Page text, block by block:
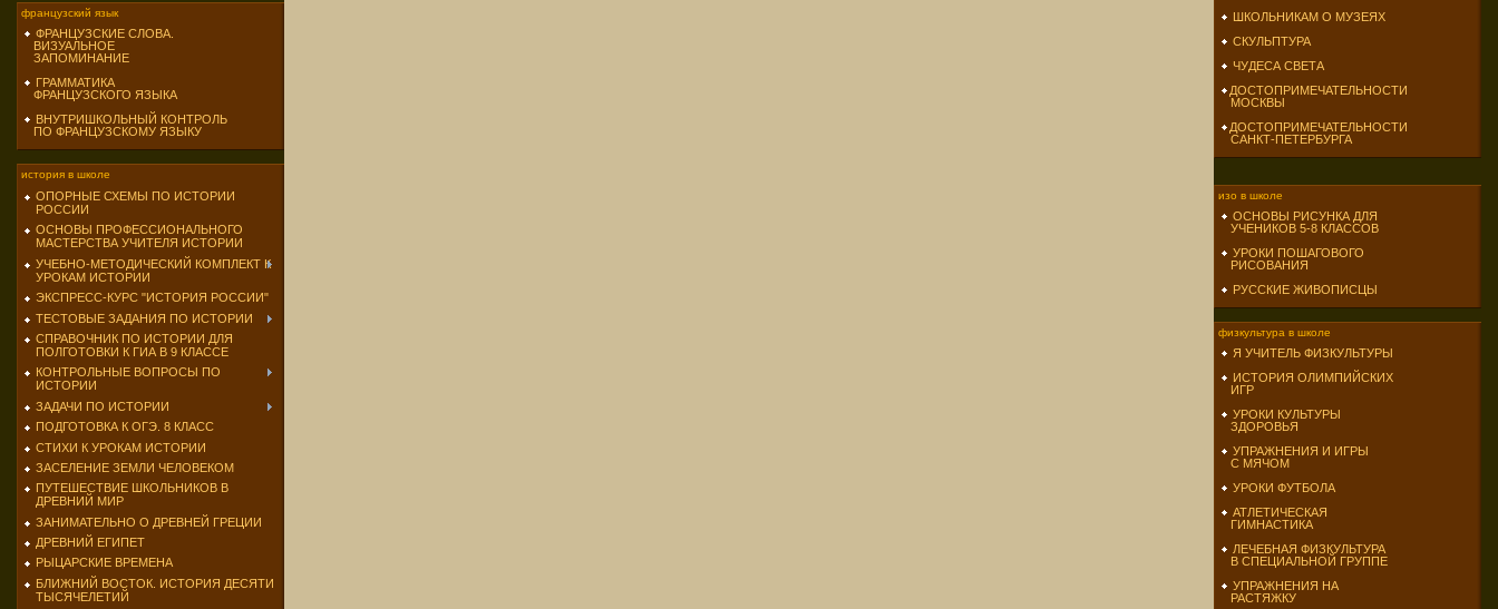
французский язык
ФРАНЦУЗСКИЕ СЛОВА.
ВИЗУАЛЬНОЕ
ЗАПОМИНАНИЕ
ГРАММАТИКА
ФРАНЦУЗСКОГО ЯЗЫКА
ВНУТРИШКОЛЬНЫЙ КОНТРОЛЬ
ПО ФРАНЦУЗСКОМУ ЯЗЫКУ
история в школе
ОПОРНЫЕ СХЕМЫ ПО ИСТОРИИ
РОССИИ
ОСНОВЫ ПРОФЕССИОНАЛЬНОГО
МАСТЕРСТВА УЧИТЕЛЯ ИСТОРИИ
УЧЕБНО-МЕТОДИЧЕСКИЙ КОМПЛЕКТ К
УРОКАМ ИСТОРИИ
ЭКСПРЕСС-КУРС "ИСТОРИЯ РОССИИ"
ТЕСТОВЫЕ ЗАДАНИЯ ПО ИСТОРИИ
СПРАВОЧНИК ПО ИСТОРИИ ДЛЯ
ПОЛГОТОВКИ К ГИА В 9 КЛАССЕ
КОНТРОЛЬНЫЕ ВОПРОСЫ ПО
ИСТОРИИ
ЗАДАЧИ ПО ИСТОРИИ
ПОДГОТОВКА К ОГЭ. 8 КЛАСС
СТИХИ К УРОКАМ ИСТОРИИ
ЗАСЕЛЕНИЕ ЗЕМЛИ ЧЕЛОВЕКОМ
ПУТЕШЕСТВИЕ ШКОЛЬНИКОВ В
ДРЕВНИЙ МИР
ЗАНИМАТЕЛЬНО О ДРЕВНЕЙ ГРЕЦИИ
ДРЕВНИЙ ЕГИПЕТ
РЫЦАРСКИЕ ВРЕМЕНА
БЛИЖНИЙ ВОСТОК. ИСТОРИЯ ДЕСЯТИ
ТЫСЯЧЕЛЕТИЙ
ШКОЛЬНИКАМ О МУЗЕЯХ
СКУЛЬПТУРА
ЧУДЕСА СВЕТА
ДОСТОПРИМЕЧАТЕЛЬНОСТИ
МОСКВЫ
ДОСТОПРИМЕЧАТЕЛЬНОСТИ
САНКТ-ПЕТЕРБУРГА
изо в школе
ОСНОВЫ РИСУНКА ДЛЯ
УЧЕНИКОВ 5-8 КЛАССОВ
УРОКИ ПОШАГОВОГО
РИСОВАНИЯ
РУССКИЕ ЖИВОПИСЦЫ
физкультура в школе
Я УЧИТЕЛЬ ФИЗКУЛЬТУРЫ
ИСТОРИЯ ОЛИМПИЙСКИХ
ИГР
УРОКИ КУЛЬТУРЫ
ЗДОРОВЬЯ
УПРАЖНЕНИЯ И ИГРЫ
С МЯЧОМ
УРОКИ ФУТБОЛА
АТЛЕТИЧЕСКАЯ
ГИМНАСТИКА
ЛЕЧЕБНАЯ ФИЗКУЛЬТУРА
В СПЕЦИАЛЬНОЙ ГРУППЕ
УПРАЖНЕНИЯ НА
РАСТЯЖКУ